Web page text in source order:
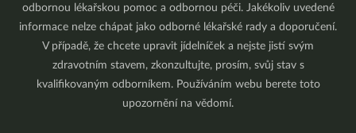
odbornou lékařskou pomoc a odbornou péči. Jakékoliv uvedené
informace nelze chápat jako odborné lékařské rady a doporučení.
V případě, že chcete upravit jídelníček a nejste jistí svým
zdravotním stavem, zkonzultujte, prosím, svůj stav s
kvalifikovaným odborníkem. Používáním webu berete toto
upozornění na vědomí.